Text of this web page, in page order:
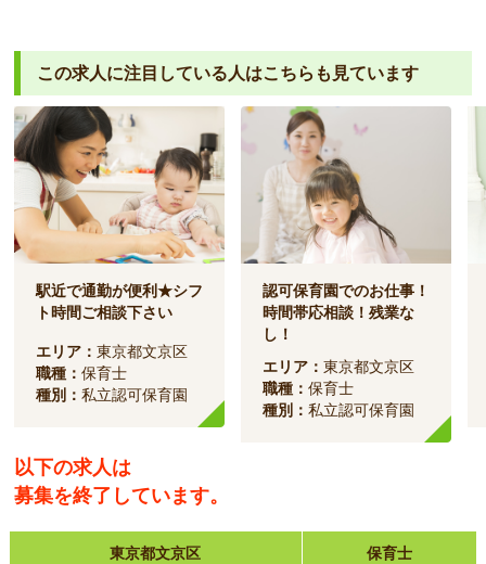
この求人に注目している人はこちらも見ています
駅近で通勤が便利★シフ
ト時間ご相談下さい
エリア：東京都文京区
職種：保育士
種別：私立認可保育園
認可保育園でのお仕事！
時間帯応相談！残業な
し！
エリア：東京都文京区
職種：保育士
種別：私立認可保育園
以下の求人は
募集を終了しています。
東京都文京区 保育士